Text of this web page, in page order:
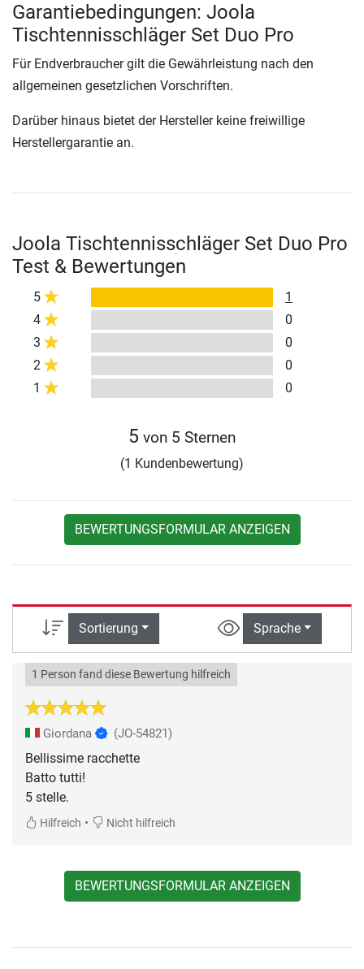
Garantiebedingungen: Joola
Tischtennisschläger Set Duo Pro
Für Endverbraucher gilt die Gewährleistung nach den
allgemeinen gesetzlichen Vorschriften.
Darüber hinaus bietet der Hersteller keine freiwillige
Herstellergarantie an.
Joola Tischtennisschläger Set Duo Pro
Test & Bewertungen
5
1
4
0
3
0
2
0
1
0
5 von 5 Sternen
(1 Kundenbewertung)
BEWERTUNGSFORMULAR ANZEIGEN
Sortierung Sprache
1 Person fand diese Bewertung hilfreich
Giordana (JO-54821)
Bellissime racchette
Batto tutti!
5 stelle.
Hilfreich • Nicht hilfreich
BEWERTUNGSFORMULAR ANZEIGEN